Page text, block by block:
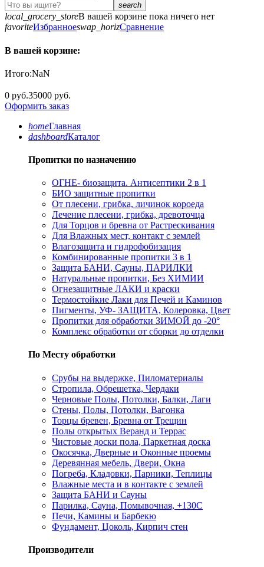
search
local_grocery_storeВ вашей корзине пока ничего нет
favoriteИзбранноеswap_horizСравнение
В вашей корзине:
Итого:NaN
0 руб.35000 руб.
Оформить заказ
homeГлавная
dashboardКаталог
Пропитки по назначению
ОГНЕ- биозащита. Антисептики 2 в 1
БИО защитные пропитки
От плесени, грибка, личинок короеда
Лечение плесени, грибка, древоточца
Для Торцов и бревна от Растрескивания
Для Влажных мест, контакт с землей
Влагозащита и гидрофобизация
Комбинированные пропитки 3 в 1
Защита БАНИ, Сауны, ПАРИЛКИ
Натуральные пропитки, Без ХИМИИ
Огнезащитные ЛАКИ и краски
Термостойкие Лаки для Печей и Каминов
Пигменты, УФ- ЗАЩИТА, Колеровка, Цвет
Пропитки для обработки ЗИМОЙ до -20°
Комплекс обработки от сборки до отделки
По Месту обработки
Срубы на выдержке, Пиломатериалы
Стропила, Обрешетка, Чердаки
Черновые Полы, Потолки, Балки, Лаги
Стены, Полы, Потолки, Вагонка
Торцы бревен, Бревна от Трещин
Полы открытых Веранд и Террас
Чистовые доски пола, Паркетная доска
Окосячка, Дверные и Оконные проемы
Деревянная мебель, Двери, Окна
Погреба, Кладовки, Парники, Теплицы
Влажные места и в контакте с землей
Защита БАНИ и Сауны
Парилка, Сауна, Помывочная, +130С
Печи, Камины и Барбекю
Фундамент, Цоколь, Кирпич стен
Производители